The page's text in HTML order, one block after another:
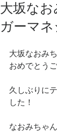
大坂な
ガーマ
大坂なおみ
おめでとう
久しぶりに
した！
なおみちゃ